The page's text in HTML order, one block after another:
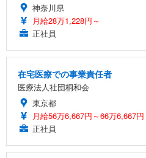
神奈川県
月給28万1,228円～
正社員
在宅医療での事業責任者
医療法人社団桐和会
東京都
月給56万6,667円～66万6,667円
正社員